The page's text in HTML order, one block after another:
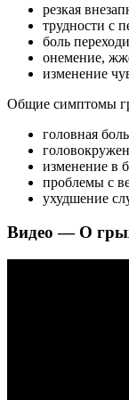
резкая
трудности с
боль
онемение,
изменение
Общие симптомы
головная
изменение в
проблемы с
ухудшение
Видео — О